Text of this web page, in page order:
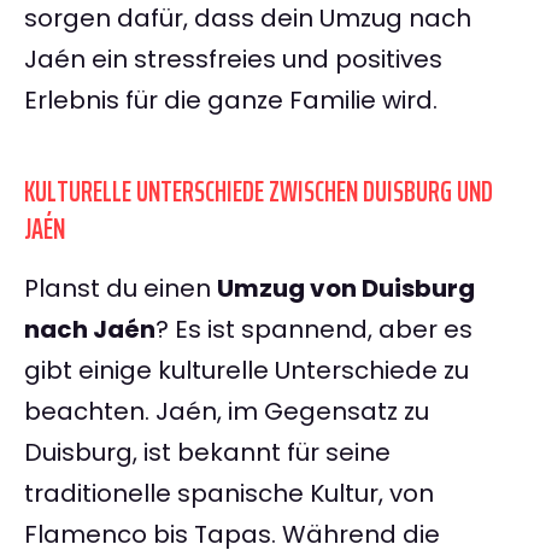
sorgen dafür, dass dein Umzug nach
Jaén ein stressfreies und positives
Erlebnis für die ganze Familie wird.
KULTURELLE UNTERSCHIEDE ZWISCHEN DUISBURG UND
JAÉN
Planst du einen Umzug von Duisburg
nach Jaén? Es ist spannend, aber es
gibt einige kulturelle Unterschiede zu
beachten. Jaén, im Gegensatz zu
Duisburg, ist bekannt für seine
traditionelle spanische Kultur, von
Flamenco bis Tapas. Während die